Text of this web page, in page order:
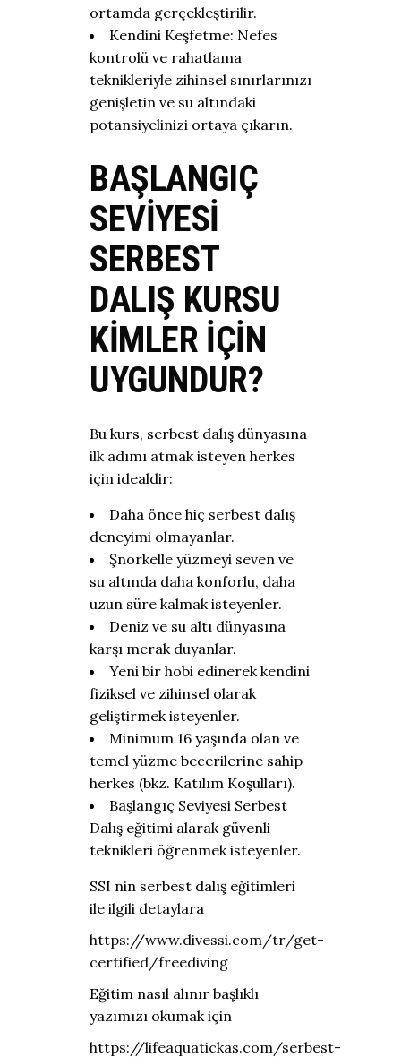
ortamda gerçekleştirilir.
Kendini Keşfetme: Nefes
kontrolü ve rahatlama
teknikleriyle zihinsel sınırlarınızı
genişletin ve su altındaki
potansiyelinizi ortaya çıkarın.
BAŞLANGIÇ
SEVIYESI
SERBEST
DALIŞ KURSU
KIMLER İÇIN
UYGUNDUR?
Bu kurs, serbest dalış dünyasına
ilk adımı atmak isteyen herkes
için idealdir:
Daha önce hiç serbest dalış
deneyimi olmayanlar.
Şnorkelle yüzmeyi seven ve
su altında daha konforlu, daha
uzun süre kalmak isteyenler.
Deniz ve su altı dünyasına
karşı merak duyanlar.
Yeni bir hobi edinerek kendini
fiziksel ve zihinsel olarak
geliştirmek isteyenler.
Minimum 16 yaşında olan ve
temel yüzme becerilerine sahip
herkes (bkz. Katılım Koşulları).
Başlangıç Seviyesi Serbest
Dalış eğitimi alarak güvenli
teknikleri öğrenmek isteyenler.
SSI nin serbest dalış eğitimleri
ile ilgili detaylara
https://www.divessi.com/tr/get-
certified/freediving
Eğitim nasıl alınır başlıklı
yazımızı okumak için
https://lifeaquatickas.com/serbest-